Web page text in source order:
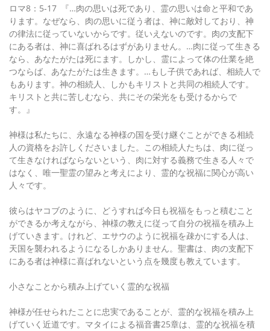
ロマ8：5-17 『…肉の思いは死であり、霊の思いは命と平和であ
ります。なぜなら、肉の思いに従う者は、神に敵対しており、神
の律法に従っていないからです。従いえないのです。肉の支配下
にある者は、神に喜ばれるはずがありません。…肉に従って生きる
なら、あなたがたは死にます。しかし、霊によって体の仕業を絶
つならば、あなたがたは生きます。…もし子供であれば、相続人で
もあります。神の相続人、しかもキリストと共同の相続人です。
キリストと共に苦しむなら、共にその栄光をも受けるからで
す。』
神様は私たちに、永遠なる神様の国を受け継ぐことができる相続
人の資格をお許しくださいました。この相続人たちは、肉に従っ
て生きなければならないという、肉に対する義務で生きる人々で
はなく、唯一聖霊の望みと考えにより、霊的な祝福に関心が高い
人々です。
彼らはヤコブのように、どうすれば今日も祝福をもっと積むこと
ができるか考えながら、神様の教えに従って自分の祝福を積み上
げていきます。けれど、エサウのように祝福を疎かにする人は、
天国を襲われるようになるしかありません。聖書は、肉の支配下
にある者は神様に喜ばれないという点を幾度も教えています。
小さなことから積み上げていく霊的な祝福
神様が任せられたことに忠実であることが、霊的な祝福を積み上
げていく近道です。マタイによる福音書25章は、霊的な祝福を積